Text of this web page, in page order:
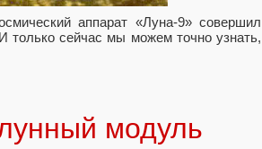
аппарат «Луна-9» совершил
только сейчас мы можем точно узнать,
модуль